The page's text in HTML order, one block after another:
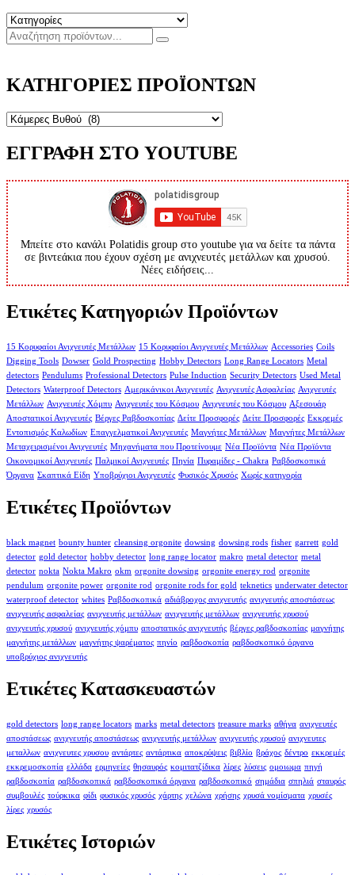
ΚΑΤΗΓΟΡΙΕΣ ΠΡΟΪΟΝΤΩΝ
ΕΓΓΡΑΦΗ ΣΤΟ YOUTUBE
Μπείτε στο κανάλι Polatidis group στο youtube για να δείτε τα πάντα
σε βιντεάκια που έχουν σχέση με ανιχνευτές μετάλλων και χρυσού.
Νέες ειδήσεις...
Ετικέτες Κατηγοριών Προϊόντων
15 Κορυφαίοι Ανιχνευτές Μετάλλων 15 Κορυφαίοι Ανιχνευτές Μετάλλων Accessories Coils
Digging Tools Dowser Gold Prospecting Hobby Detectors Long Range Locators Metal
detectors Pendulums Professional Detectors Pulse Induction Security Detectors Used Metal
Detectors Waterproof Detectors Αμερικάνικοι Ανιχνευτές Ανιχνευτές Ασφαλείας Ανιχνευτές
Μετάλλων Ανιχνευτές Χόμπυ Ανιχνευτές του Κόσμου Ανιχνευτές του Κόσμου Αξεσουάρ
Αποστατικοί Ανιχνευτές Βέργες Ραβδοσκοπίας Δείτε Προσφορές Δείτε Προσφορές Εκκρεμές
Εντοπισμός Καλωδίων Επαγγελματικοί Ανιχνευτές Μαγνήτες Μετάλλων Μαγνήτες Μετάλλων
Μεταχειρισμένοι Ανιχνευτές Μηχανήματα που Προτείνουμε Νέα Προϊόντα Νέα Προϊόντα
Οικονομικοί Ανιχνευτές Παλμικοί Ανιχνευτές Πηνία Πυραμίδες - Chakra Ραβδοσκοπικά
Όργανα Σκαπτικά Είδη Υποβρύχιοι Ανιχνευτές Φυσικός Χρυσός Χωρίς κατηγορία
Ετικέτες Προϊόντων
black magnet bounty hunter cleansing orgonite dowsing dowsing rods fisher garrett gold
detector gold detector hobby detector long range locator makro metal detector metal
detector nokta Nokta Makro okm orgonite dowsing orgonite energy rod orgonite
pendulum orgonite power orgonite rod orgonite rods for gold teknetics underwater detector
waterproof detector whites Ραβδοσκοπικά αδιάβροχος ανιχνευτής ανιχνευτής αποστάσεως
ανιχνευτής ασφαλείας ανιχνευτής μετάλλων ανιχνευτής μετάλλων ανιχνευτής χρυσού
ανιχνευτής χρυσού ανιχνευτής χόμπυ αποστατικός ανιχνευτής βέργες ραβδοσκοπίας μαγνήτης
μαγνήτης μετάλλων μαγνήτης ψαρέματος πηνίο ραβδοσκοπία ραβδοσκοπικό όργανο
υποβρύχιος ανιχνευτής
Ετικέτες Κατασκευαστών
gold detectors long range locators marks metal detectors treasure marks αθήνα ανιχνευτές
αποστάσεως ανιχνευτής αποστάσεως ανιχνευτής μετάλλων ανιχνευτής χρυσού ανιχνευτες
μεταλλων ανιχνευτες χρυσου αντάρτες αντάρτικα αποκρύψεις βιβλίο βράχος δέντρο εκκρεμές
εκκρεμοσκοπία ελλάδα ερμηνείες θησαυρός κομιτατζίδικα λίρες λύσεις ομοιωμα πηγή
ραβδοσκοπία ραβδοσκοπικά ραβδοσκοπικά όργανα ραβδοσκοπικό σημάδια σπηλιά σταυρός
συμβουλές τούρκικα φίδι φυσικός χρυσός χάρτης χελώνα χρήσης χρυσά νομίσματα χρυσές
λίρες χρυσός
Ετικέτες Ιστοριών